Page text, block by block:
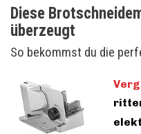
Diese
überzeugt
So bekommst du die